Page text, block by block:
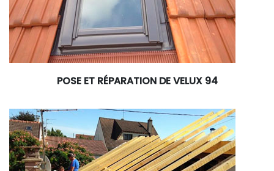
POSE ET RÉPARATION DE VELUX 94